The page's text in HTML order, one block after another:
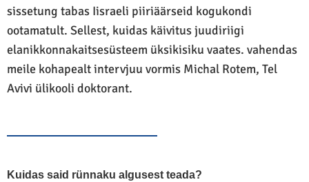
sissetung tabas Iisraeli piiriäärseid kogukondi
ootamatult. Sellest, kuidas käivitus juudiriigi
elanikkonnakaitsesüsteem üksikisiku vaates. vahendas
meile kohapealt intervjuu vormis Michal Rotem, Tel
Avivi ülikooli doktorant.
Kuidas said rünnaku algusest teada?